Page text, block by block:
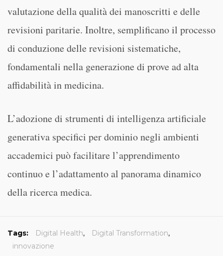
valutazione della qualità dei manoscritti e delle
revisioni paritarie. Inoltre, semplificano il processo
di conduzione delle revisioni sistematiche,
fondamentali nella generazione di prove ad alta
affidabilità in medicina.
L’adozione di strumenti di intelligenza artificiale
generativa specifici per dominio negli ambienti
accademici può facilitare l’apprendimento
continuo e l’adattamento al panorama dinamico
della ricerca medica.
Tags: Digital Health, Digital Transformation,
innovazione